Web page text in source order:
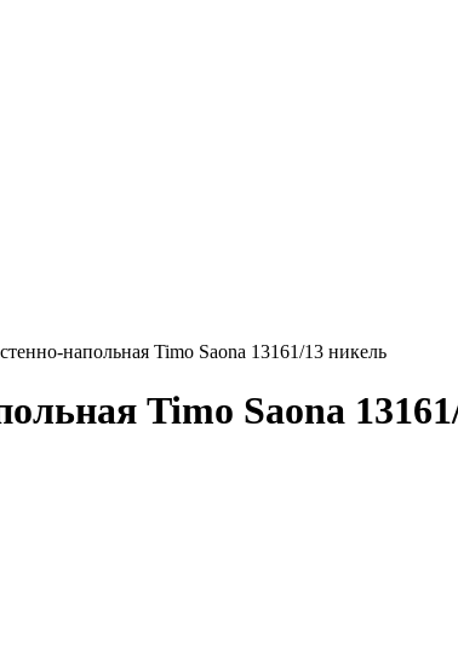
напольная Timo Saona 13161/13 никель
Timo Saona